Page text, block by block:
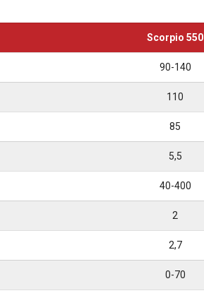
Scorpio 550
90-140
110
85
5,5
40-400
2
2,7
0-70